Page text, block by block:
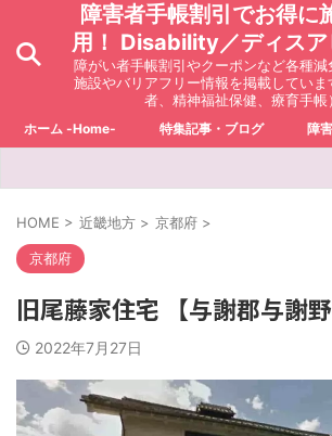
障害者手帳割引でお得に
用！ Disability／ディスア
障がい者手帳割引やクーポンなど各種減
施設やバリアフリー情報を掲載してい
者、精神福祉保健、療育手帳）
ホーム -Home- 特集記事・ブログ 障
HOME > 近畿地方 > 京都府 >
京都府
旧尾藤家住宅 【与謝郡与謝野
2022年7月27日